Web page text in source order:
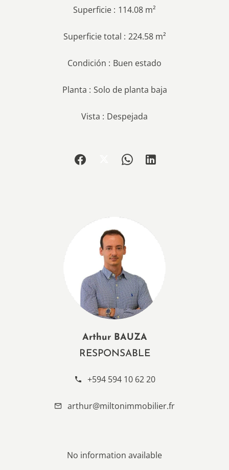
Superficie 114.08 m²
Superficie total 224.58 m²
Condición Buen estado
Planta Solo de planta baja
Vista Despejada
Arthur BAUZA
RESPONSABLE
+594 594 10 62 20
arthur@miltonimmobilier.fr
No information available